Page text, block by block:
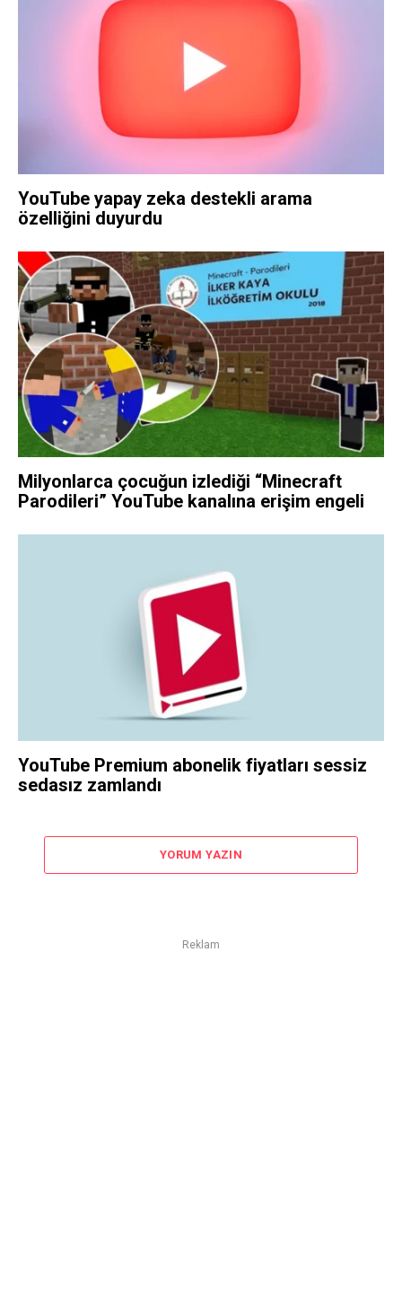
YouTube yapay zeka destekli arama
özelliğini duyurdu
Milyonlarca çocuğun izlediği “Minecraft
Parodileri” YouTube kanalına erişim engeli
YouTube Premium abonelik fiyatları sessiz
sedasız zamlandı
YORUM YAZIN
Reklam